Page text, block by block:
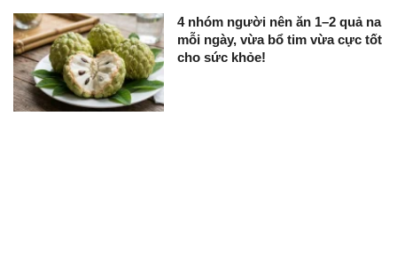
4 nhóm người nên ăn 1–2 quả na
mỗi ngày, vừa bổ tim vừa cực tốt
cho sức khỏe!